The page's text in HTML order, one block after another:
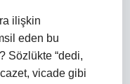
ilişkin
eden bu
Sözlükte “dedi,
vicade gibi